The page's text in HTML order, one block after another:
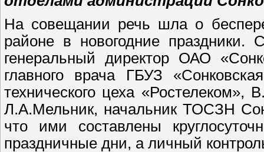
На совещании речь шла о
районе в новогодние
генеральный директор ОАО
главного врача ГБУЗ
технического цеха
Л.А.Мельник, начальник ТОСЗН
что ими составлены
праздничные дни, а личный